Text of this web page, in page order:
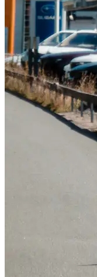
Leapmotor
Tillbehör & reservdelar